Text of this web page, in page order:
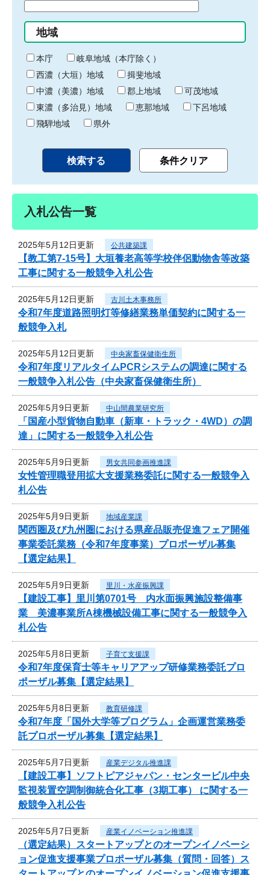
始
り
間
終
わ
り
地域
本庁
岐阜地域（本庁除く）
西濃（大垣）地域
揖斐地域
中濃（美濃）地域
郡上地域
可茂地域
東濃（多治見）地域
恵那地域
下呂地域
飛騨地域
県外
入札公告一覧
2025年5月12日更新 公共建築課
【教工第7-15号】大垣養老高等学校伴侶動物舎等改築
工事に関する一般競争入札公告
2025年5月12日更新 古川土木事務所
令和7年度道路照明灯等修繕業務単価契約に関する一
般競争入札
2025年5月12日更新 中央家畜保健衛生所
令和7年度リアルタイムPCRシステムの調達に関する
一般競争入札公告（中央家畜保健衛生所）
2025年5月9日更新 中山間農業研究所
「国産小型貨物自動車（新車・トラック・4WD）の調
達」に関する一般競争入札公告
2025年5月9日更新 男女共同参画推進課
女性管理職登用拡大支援業務委託に関する一般競争入
札公告
2025年5月9日更新 地域産業課
関西圏及び九州圏における県産品販売促進フェア開催
事業委託業務（令和7年度事業）プロポーザル募集
【選定結果】
2025年5月9日更新 里川・水産振興課
【建設工事】里川第0701号 内水面振興施設整備事
業 美濃事業所A棟機械設備工事に関する一般競争入
札公告
2025年5月8日更新 子育て支援課
令和7年度保育士等キャリアアップ研修業務委託プロ
ポーザル募集【選定結果】
2025年5月8日更新 教育研修課
令和7年度「国外大学等プログラム」企画運営業務委
託プロポーザル募集【選定結果】
2025年5月7日更新 産業デジタル推進課
【建設工事】ソフトピアジャパン・センタービル中央
監視装置空調制御統合化工事（3期工事） に関する一
般競争入札公告
2025年5月7日更新 産業イノベーション推進課
（選定結果）スタートアップとのオープンイノベーシ
ョン促進支援事業プロポーザル募集（質問・回答）ス